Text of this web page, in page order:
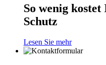
So wenig
Schutz
Lesen Sie mehr